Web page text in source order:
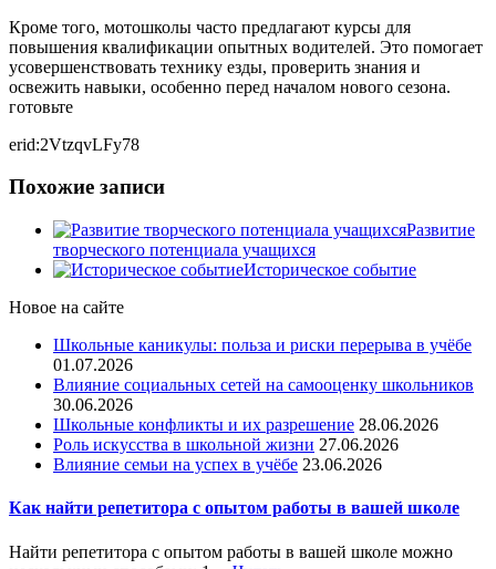
Кроме того, мотошколы часто предлагают курсы для
повышения квалификации опытных водителей. Это помогает
усовершенствовать технику езды, проверить знания и
освежить навыки, особенно перед началом нового сезона.
готовьте
erid:2VtzqvLFy78
Похожие записи
Развитие
творческого потенциала учащихся
Историческое событие
Новое на сайте
Школьные каникулы: польза и риски перерыва в учёбе
01.07.2026
Влияние социальных сетей на самооценку школьников
30.06.2026
Школьные конфликты и их разрешение 28.06.2026
Роль искусства в школьной жизни 27.06.2026
Влияние семьи на успех в учёбе 23.06.2026
Как найти репетитора с опытом работы в вашей школе
Найти репетитора с опытом работы в вашей школе можно